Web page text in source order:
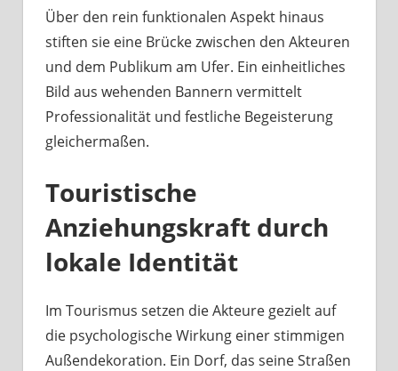
Über den rein funktionalen Aspekt hinaus
stiften sie eine Brücke zwischen den Akteuren
und dem Publikum am Ufer. Ein einheitliches
Bild aus wehenden Bannern vermittelt
Professionalität und festliche Begeisterung
gleichermaßen.
Touristische
Anziehungskraft durch
lokale Identität
Im Tourismus setzen die Akteure gezielt auf
die psychologische Wirkung einer stimmigen
Außendekoration. Ein Dorf, das seine Straßen